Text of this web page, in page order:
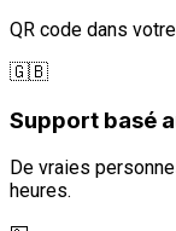
QR code dans
🇬🇧
Support basé
De vraies
heures.